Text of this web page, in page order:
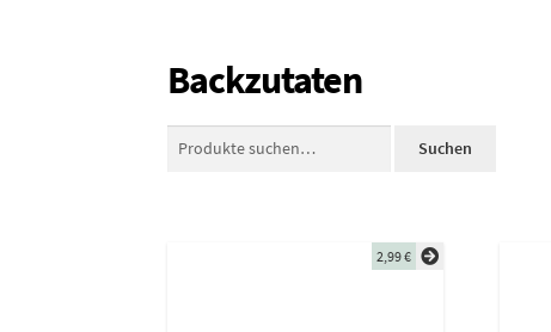
Backzutaten
Suchen
2,99€